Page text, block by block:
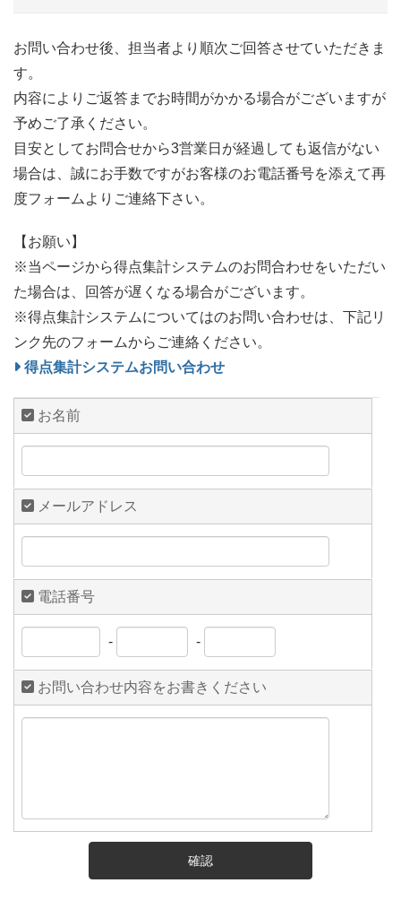
お問い合わせ後、担当者より順次ご回答させていただきま
す。
内容によりご返答までお時間がかかる場合がございますが
予めご了承ください。
目安としてお問合せから3営業日が経過しても返信がない
場合は、誠にお手数ですがお客様のお電話番号を添えて再
度フォームよりご連絡下さい。
【お願い】
※当ページから得点集計システムのお問合わせをいただい
た場合は、回答が遅くなる場合がございます。
※得点集計システムについてはのお問い合わせは、下記リ
ンク先のフォームからご連絡ください。
得点集計システムお問い合わせ
お名前
メールアドレス
電話番号
- -
お問い合わせ内容をお書きください